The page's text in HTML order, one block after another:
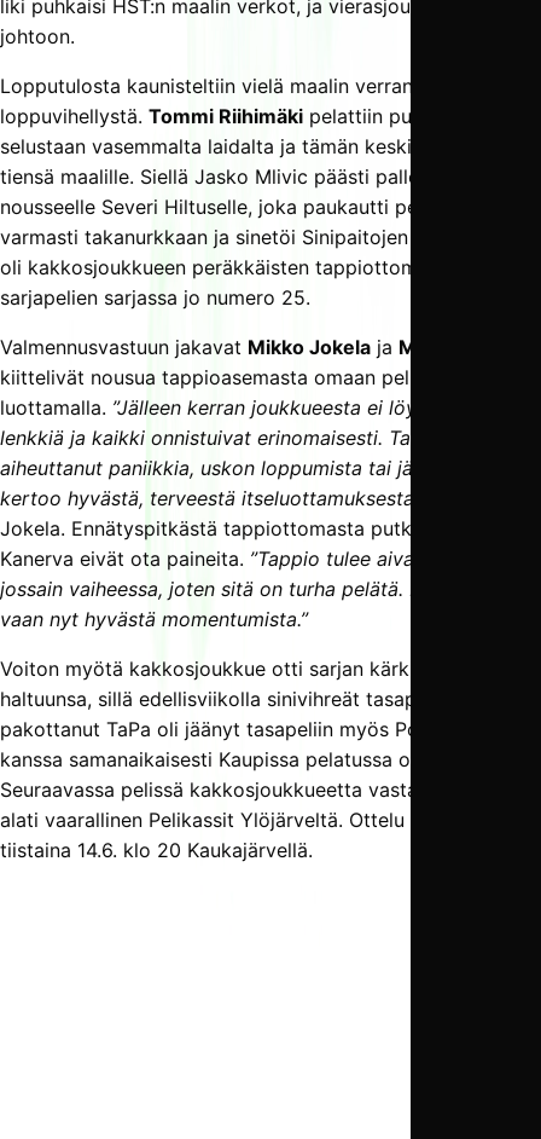
liki puhkaisi HST:n maalin verkot, ja vierasjoukkue siirtyi
johtoon.
Lopputulosta kaunisteltiin vielä maalin verran ennen
loppuvihellystä. Tommi Riihimäki pelattiin puolustuksen
selustaan vasemmalta laidalta ja tämän keskitys löysi
tiensä maalille. Siellä Jasko Mlivic päästi pallon taustalta
nousseelle Severi Hiltuselle, joka paukautti pelivälineen
varmasti takanurkkaan ja sinetöi Sinipaitojen voiton. Voitto
oli kakkosjoukkueen peräkkäisten tappiottomien
sarjapelien sarjassa jo numero 25.
Valmennusvastuun jakavat Mikko Jokela ja Mika Kanerva
kiittelivät nousua tappioasemasta omaan peliin
luottamalla. ”Jälleen kerran joukkueesta ei löytynyt heikkoa
lenkkiä ja kaikki onnistuivat erinomaisesti. Takaiskumaali ei
aiheuttanut paniikkia, uskon loppumista tai jäätymistä. Se
kertoo hyvästä, terveestä itseluottamuksesta”
Jokela. Ennätyspitkästä tappiottomasta putkesta Jokela ja
Kanerva eivät ota paineita. ”Tappio tulee aivan varmasti
jossain vaiheessa, joten sitä on turha pelätä. Nautitaan
vaan nyt hyvästä momentumista.”
Voiton myötä kakkosjoukkue otti sarjan kärkipaikan
haltuunsa, sillä edellisviikolla sinivihreät tasapeliin
pakottanut TaPa oli jäänyt tasapeliin myös PoNu BK:n
kanssa samanaikaisesti Kaupissa pelatussa ottelussa.
Seuraavassa pelissä kakkosjoukkueetta vastaan asettuu
alati vaarallinen Pelikassit Ylöjärveltä. Ottelu pelataan
tiistaina 14.6. klo 20 Kaukajärvellä.